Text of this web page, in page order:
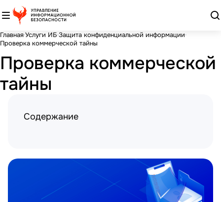
Главная Услуги ИБ Защита конфиденциальной информации
Проверка коммерческой тайны
Проверка коммерческой
тайны
Содержание